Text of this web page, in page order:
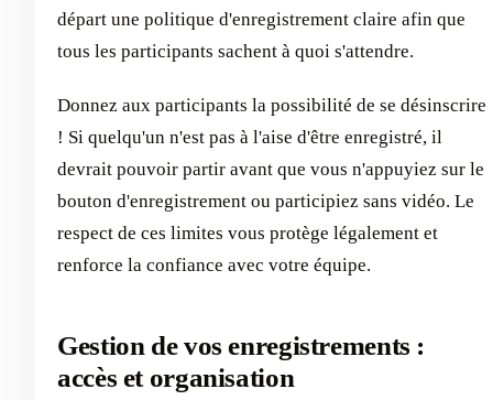
départ une politique d'enregistrement claire afin que
tous les participants sachent à quoi s'attendre.
Donnez aux participants la possibilité de se désinscrire
! Si quelqu'un n'est pas à l'aise d'être enregistré, il
devrait pouvoir partir avant que vous n'appuyiez sur le
bouton d'enregistrement ou participiez sans vidéo. Le
respect de ces limites vous protège légalement et
renforce la confiance avec votre équipe.
Gestion de vos enregistrements :
accès et organisation